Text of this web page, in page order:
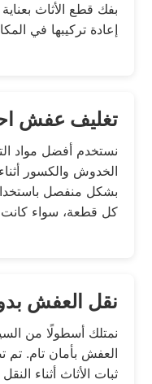
بفك قطع الأثاث
إعادة تركيبها في
تغليف عفش
نستخدم أفضل مواد
الخدوش والكسور
بشكل منفصل
كل قطعة، سواء كانت
نقل العفش
نمتلك أسطولًا من
العفش بأمان تام. تم
ثبات الأثاث أثناء